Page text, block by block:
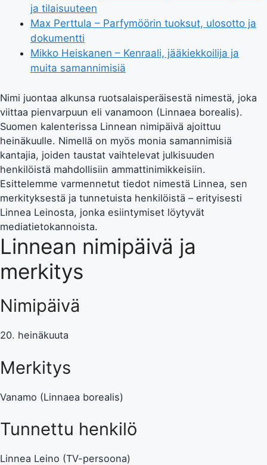
ja tilaisuuteen
Max Perttula – Parfymöörin tuoksut, ulosotto ja
dokumentti
Mikko Heiskanen – Kenraali, jääkiekkoilija ja
muita samannimisiä
Nimi juontaa alkunsa ruotsalaisperäisestä nimestä, joka
viittaa pienvarpuun eli vanamoon (Linnaea borealis).
Suomen kalenterissa Linnean nimipäivä ajoittuu
heinäkuulle. Nimellä on myös monia samannimisiä
kantajia, joiden taustat vaihtelevat julkisuuden
henkilöistä mahdollisiin ammattinimikkeisiin.
Esittelemme varmennetut tiedot nimestä Linnea, sen
merkityksestä ja tunnetuista henkilöistä – erityisesti
Linnea Leinosta, jonka esiintymiset löytyvät
mediatietokannoista.
Linnean nimipäivä ja
merkitys
Nimipäivä
20. heinäkuuta
Merkitys
Vanamo (Linnaea borealis)
Tunnettu henkilö
Linnea Leino (TV-persoona)